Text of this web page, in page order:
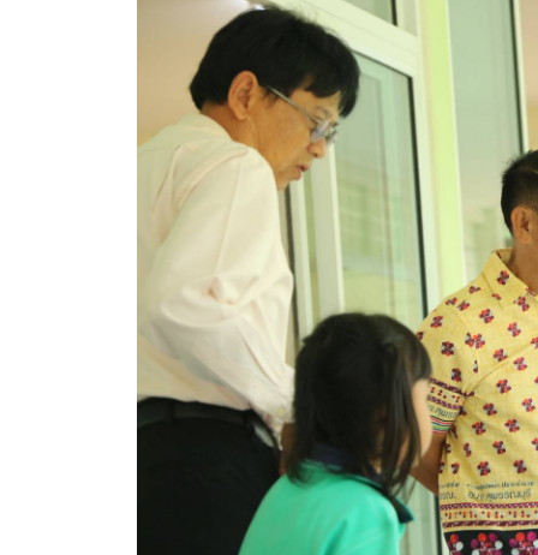
ประกาศขายทอดตลาดทรัพย์สินประจำปี
ประกาศกำหนดอายุการใช้งานของสินทรัพย์ขององ
คู่มือการปฏิบัติงานฝ่ายทะเบียนพัสดุและทรัพย์สิน
การประเมินความพึงพอใจของการดำเนินงาน อบจ.
ขั้นตอนและวิธีการชำระภาษีฯ
แบบฟอร์มการชำระภาษีฯ
การบริการแบบเบ็ดเสร็จ (One Stop Service)